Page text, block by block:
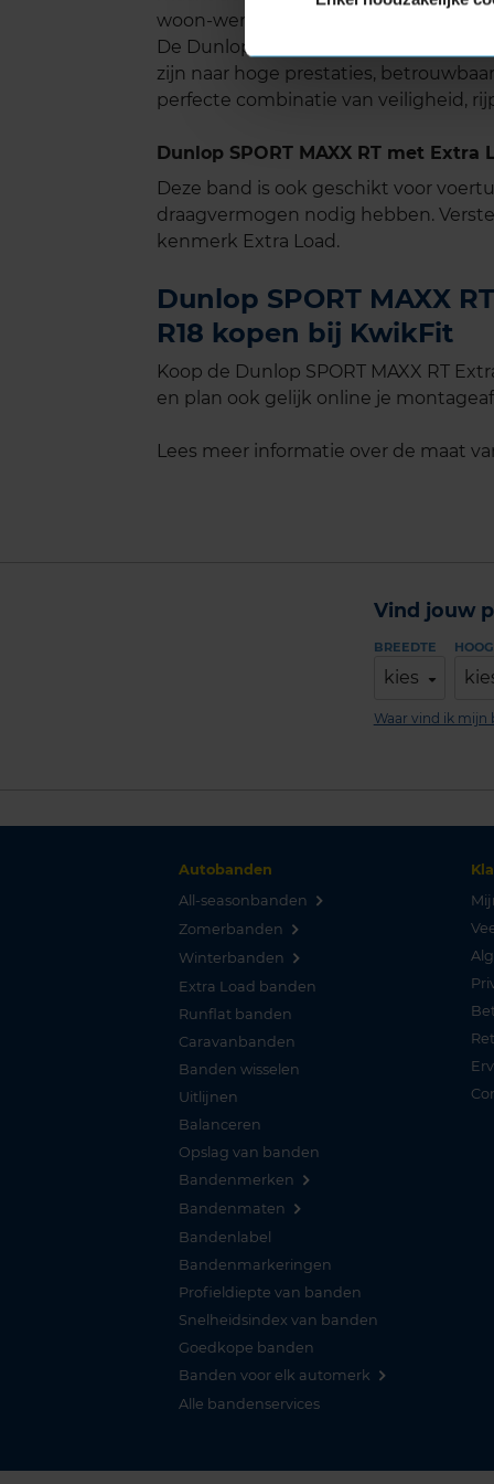
woon-werkverkeer.
De Dunlop SPORT MAXX RT is een
zijn naar hoge prestaties,
perfecte combinatie van veiligheid,
Dunlop SPORT MAXX RT met
Deze band is ook geschikt voor
draagvermogen nodig hebben.
kenmerk Extra Load.
Dunlop SPORT MAXX
R18 kopen bij KwikFit
Koop de Dunlop SPORT MAXX RT
en plan ook gelijk online je
Lees meer informatie over de maat
Vind jouw
BREEDTE
kies
Waar vind ik mijn
Autobanden
All-seasonbanden
Zomerbanden
Winterbanden
Extra Load banden
Runflat banden
Caravanbanden
Banden wisselen
Uitlijnen
Balanceren
Opslag van banden
Bandenmerken
Bandenmaten
Bandenlabel
Bandenmarkeringen
Profieldiepte van banden
Snelheidsindex van banden
Goedkope banden
Banden voor elk automerk
Alle bandenservices